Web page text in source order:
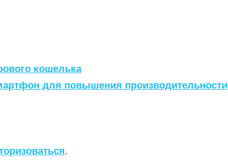
кошелька
для повышения производительности
.